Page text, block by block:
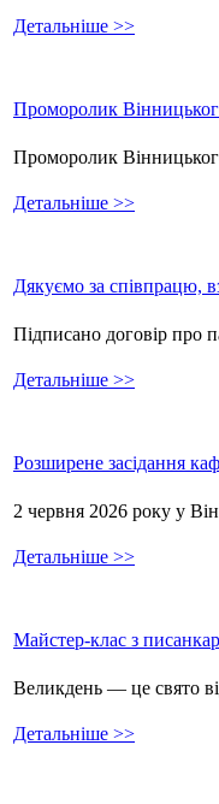
Детальніше >>
Проморолик
Проморолик
Детальніше >>
Дякуємо за співпрацю,
Підписано договір про
Детальніше >>
Розширене засідання
2 червня 2026 року у
Детальніше >>
Майстер-клас з
Великдень — це свято
Детальніше >>